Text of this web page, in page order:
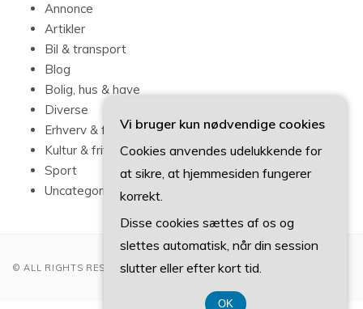
Annonce
Artikler
Bil & transport
Blog
Bolig, hus & have
Diverse
Erhverv & forbrug
Kultur & fritid
Sport
Uncategorized
© ALL RIGHTS RESERVED 2022
Vi bruger kun nødvendige cookies
Cookies anvendes udelukkende for
at sikre, at hjemmesiden fungerer
korrekt.
Disse cookies sættes af os og
slettes automatisk, når din session
slutter eller efter kort tid.
OK